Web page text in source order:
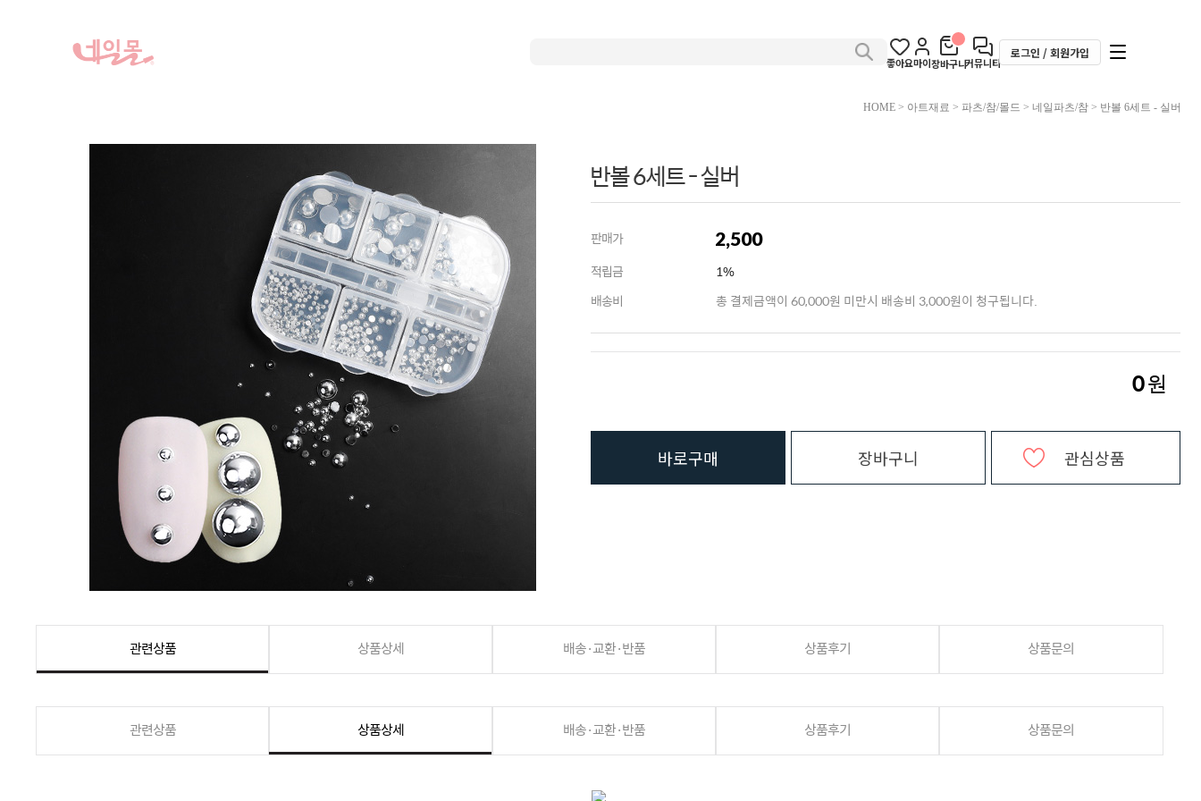
좋아요마이장바구니커뮤니티
로그인 / 회원가입
HOME> 아트재료 > 파츠/참/몰드 > 네일파츠/참> 반볼 6세트 - 실버
반볼 6세트 - 실버
판매가 2,500
적립금
1%
배송비
총 결제금액이 60,000원 미만시 배송비 3,000원이 청구됩니다.
0원
바로구매 장바구니 관심상품
관련상품 상품상세 배송·교환·반품 상품후기 상품문의
관련상품 상품상세 배송·교환·반품 상품후기 상품문의